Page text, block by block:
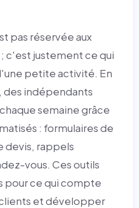
pas réservée aux
c'est justement ce qui
petite activité. En
des indépendants
semaine grâce
: formulaires de
devis, rappels
vous. Ces outils
ce qui compte
et développer